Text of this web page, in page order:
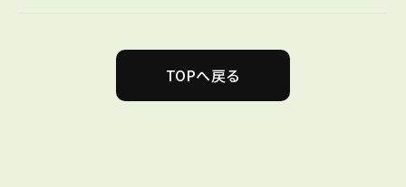
TOPへ戻る